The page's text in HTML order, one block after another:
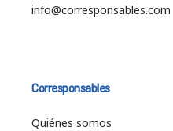
info@corresponsables.com
Corresponsables
Quiénes somos